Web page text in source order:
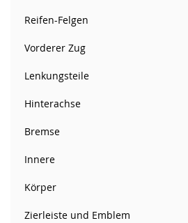
Reifen-Felgen
Vorderer Zug
Lenkungsteile
Hinterachse
Bremse
Innere
Körper
Zierleiste und Emblem